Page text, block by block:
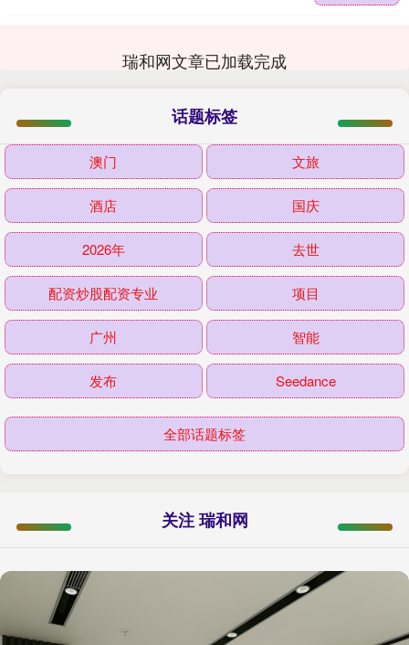
瑞和网文章已加载完成
话题标签
澳门 文旅
酒店 国庆
2026年 去世
配资炒股配资专业 项目
广州 智能
发布 Seedance
全部话题标签
关注 瑞和网